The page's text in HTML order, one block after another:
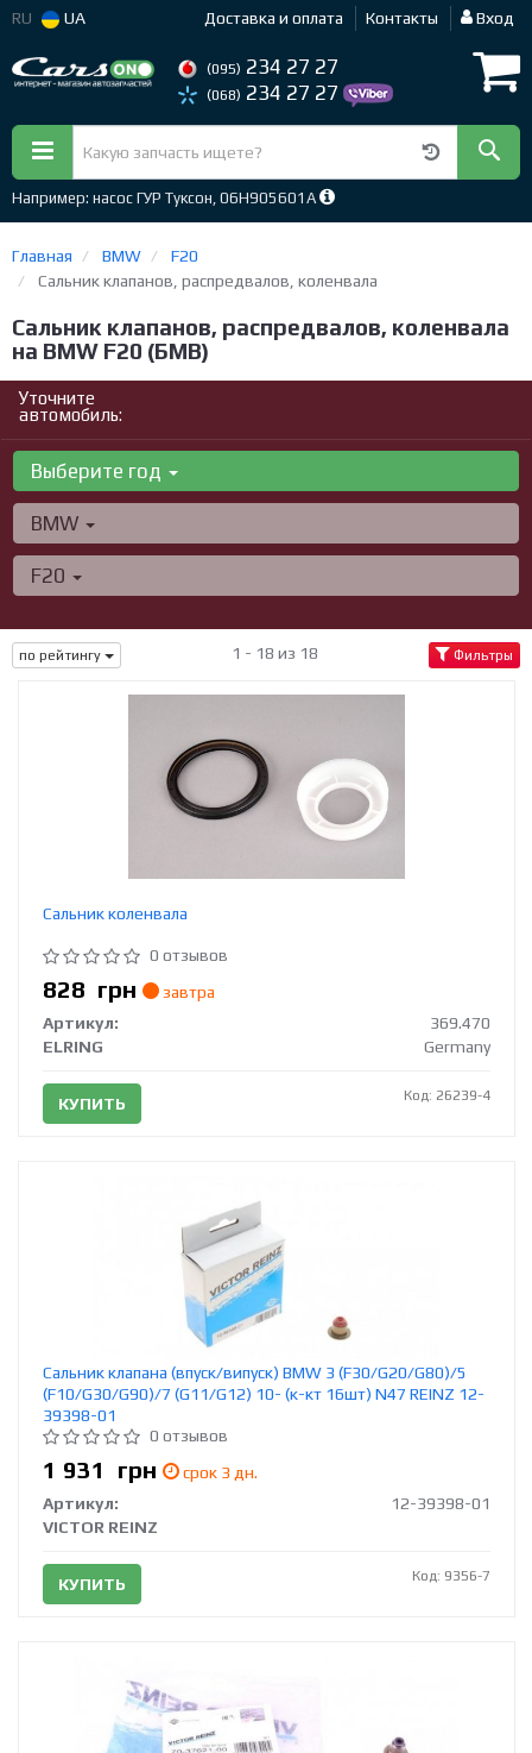
RU UA Доставка и оплата Контакты Вход
(095) 234 27 27
(068) 234 27 27
Например: насос ГУР Туксон, 06H905601A
Главная BMW
F20
Сальник клапанов, распредвалов, коленвала
Сальник клапанов, распредвалов, коленвала
на BMW F20 (БМВ)
Уточните
автомобиль:
Выберите год
BMW
F20
по рейтингу 1 - 18 из 18 Фильтры
Сальник коленвала
0 отзывов
828 грн
завтра
Артикул:
369.470
ELRING
Germany
КУПИТЬ Код: 26239-4
Сальник клапана (впуск/випуск) BMW 3 (F30/G20/G80)/5
(F10/G30/G90)/7 (G11/G12) 10- (к-кт 16шт) N47 REINZ 12-
39398-01
0 отзывов
1 931 грн
срок 3 дн.
Артикул:
12-39398-01
VICTOR REINZ
КУПИТЬ Код: 9356-7